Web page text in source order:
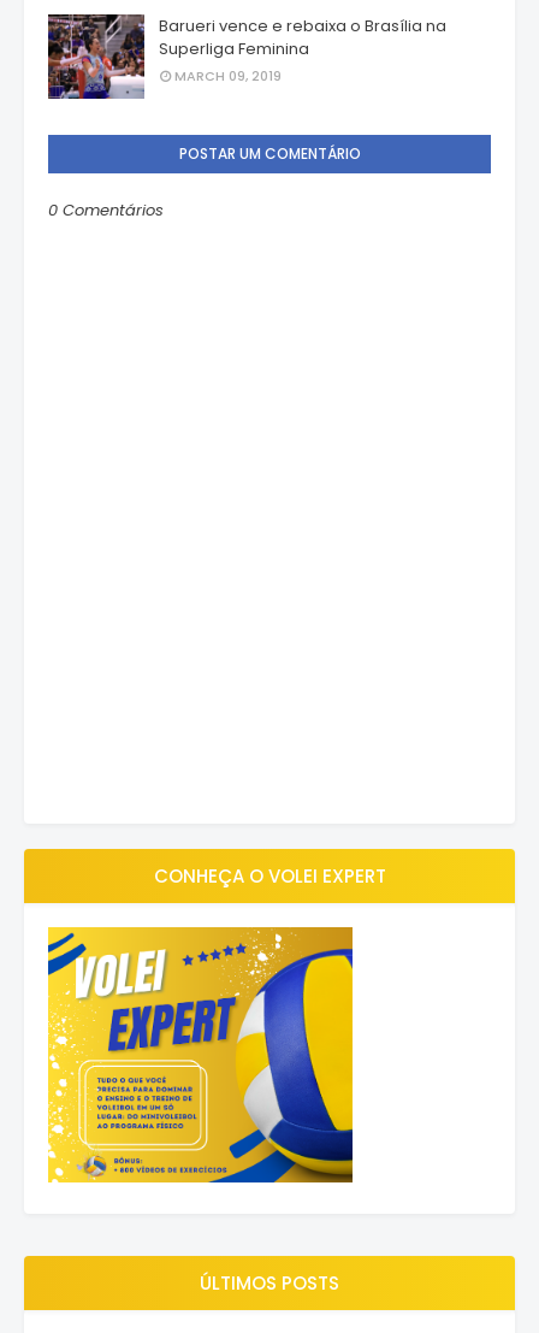
Barueri vence e rebaixa o Brasília na
Superliga Feminina
MARCH 09, 2019
POSTAR UM COMENTÁRIO
0 Comentários
CONHEÇA O VOLEI EXPERT
ÚLTIMOS POSTS